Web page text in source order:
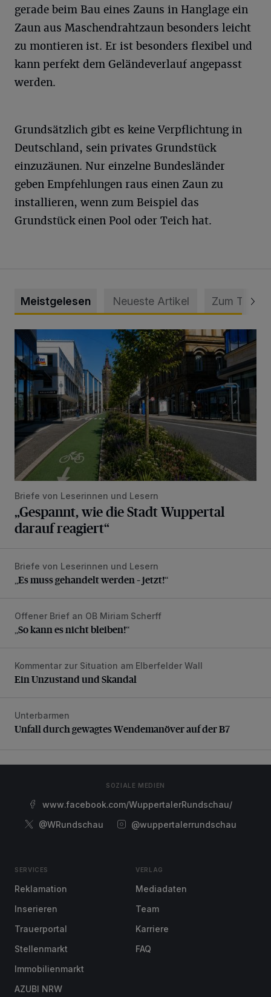
gerade beim Bau eines Zauns in Hanglage ein
Zaun aus Maschendrahtzaun besonders leicht
zu montieren ist. Er ist besonders flexibel und
kann perfekt dem Geländeverlauf angepasst
werden.
Grundsätzlich gibt es keine Verpflichtung in
Deutschland, sein privates Grundstück
einzuzäunen. Nur einzelne Bundesländer
geben Empfehlungen raus einen Zaun zu
installieren, wenn zum Beispiel das
Grundstück einen Pool oder Teich hat.
Meistgelesen Neueste Artikel Zum Thema
„Gespannt, wie die Stadt Wuppertal darauf reagiert“
Briefe von Leserinnen und Lesern
„Gespannt, wie die Stadt Wuppertal
darauf reagiert“
„Es muss gehandelt werden – jetzt!“
Briefe von Leserinnen und Lesern
„Es muss gehandelt werden – jetzt!“
„So kann es nicht bleiben!“
Offener Brief an OB Miriam Scherff
„So kann es nicht bleiben!“
Ein Unzustand und Skandal
Kommentar zur Situation am Elberfelder Wall
Ein Unzustand und Skandal
Unfall durch gewagtes Wendemanöver auf der B7
Unterbarmen
Unfall durch gewagtes Wendemanöver auf der B7
SOZIALE MEDIEN
www.facebook.com/WuppertalerRundschau/
@WRundschau
@wuppertalerrundschau
SERVICES
Reklamation
Inserieren
Trauerportal
Stellenmarkt
Immobilienmarkt
AZUBI NRW
VERLAG
Mediadaten
Team
Karriere
FAQ